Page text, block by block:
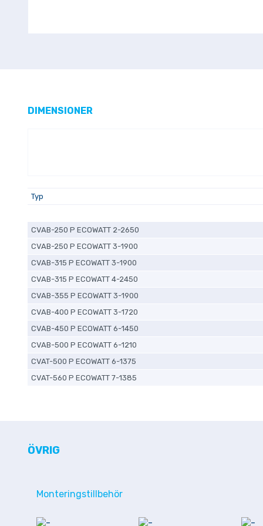
DIMENSIONER
Typ
CVAB-250 P ECOWATT 2-2650
CVAB-250 P ECOWATT 3-1900
CVAB-315 P ECOWATT 3-1900
CVAB-315 P ECOWATT 4-2450
CVAB-355 P ECOWATT 3-1900
CVAB-400 P ECOWATT 3-1720
CVAB-450 P ECOWATT 6-1450
CVAB-500 P ECOWATT 6-1210
CVAT-500 P ECOWATT 6-1375
CVAT-560 P ECOWATT 7-1385
ÖVRIG
Monteringstillbehör